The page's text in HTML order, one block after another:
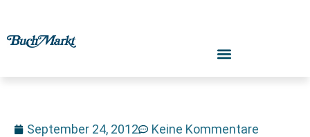
September 24, 2012 Keine Kommentare